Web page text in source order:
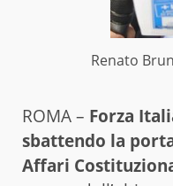
Renato
ROMA – Forza
sbattendo la
Affari